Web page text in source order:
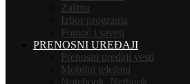
Zaštita
Izbor programa
Pomoć i saveti
PRENOSNI UREĐAJI
Prenosni uređaji vesti
Mobilni telefoni
Notebook, Netbook